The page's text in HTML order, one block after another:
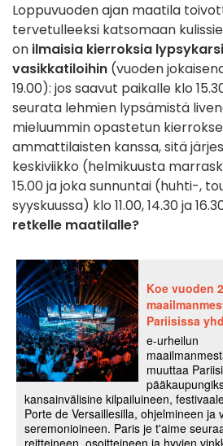
Loppuvuoden ajan maatila
tervetulleeksi katsomaan
on ilmaisia kierroksia
vasikkatiloihin (vuoden
19.00): jos saavut paikalle klo
seurata lehmien lypsämistä
mieluummin opastetun
ammattilaisten kanssa, sitä
keskiviikko (helmikuusta
15.00 ja joka sunnuntai (huhti-,
syyskuussa) klo 11.00, 14.30 ja
retkelle maatilalle?